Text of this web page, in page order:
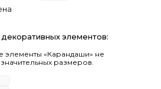
элементов:
элементы «Карандаши» не
размеров.